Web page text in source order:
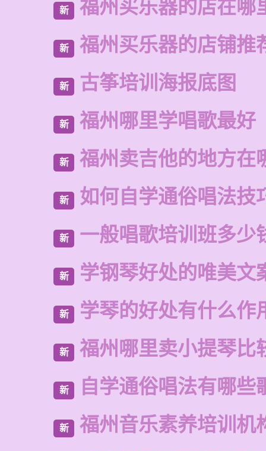
新 福州买乐器的店在哪
新 福州买乐器的店铺推
新 古筝培训海报底图
新 福州哪里学唱歌最好
新 福州卖吉他的地方在
新 如何自学通俗唱法技
新 一般唱歌培训班多少
新 学钢琴好处的唯美文
新 学琴的好处有什么作
新 福州哪里卖小提琴比
新 自学通俗唱法有哪些
新 福州音乐素养培训机